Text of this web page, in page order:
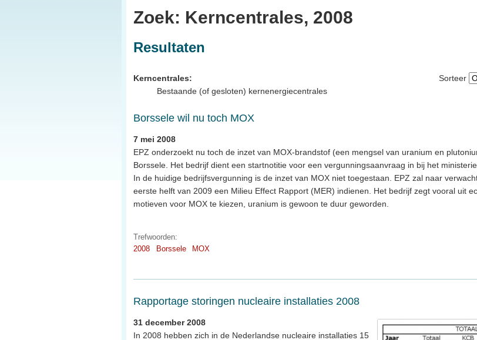
Zoek: Kerncentrales, 2008
Resultaten
Sorteer
Kerncentrales:
Bestaande (of gesloten) kernenergiecentrales
Borssele wil nu toch MOX
7 mei 2008
EPZ onderzoekt nu toch de inzet van MOX-brandstof (een mengsel van uranium en
Borssele. Het bedrijf dient een startnotitie voor een vergunningsaanvraag in bij het ministerie
In de huidige bedrijfsvergunning is de inzet van MOX niet toegestaan. EPZ zal naar
eerste helft van 2009 een Milieu Effect Rapport (MER) indienen. Het bedrijf zegt vooral uit
motieven voor MOX te kiezen, uranium is gewoon te duur geworden.
Trefwoorden:
2008
Borssele MOX
Rapportage storingen nucleaire installaties 2008
31 december 2008
In 2008 hebben zich in de Nederlandse nucleaire installaties 15